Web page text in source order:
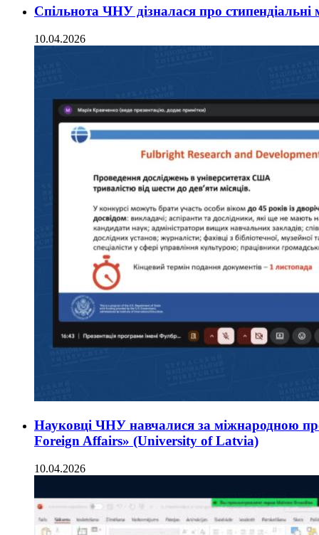
Спільнота ЧНУ дізналася про
10.04.2026
Науковці ЧНУ навчалися за міжнародною
Foreign Affairs» (University of Latvia)
10.04.2026